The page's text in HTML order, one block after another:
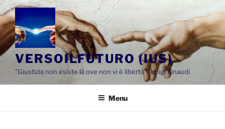
Salta
al
contenuto
VERSOILFUTURO (IUS)
"Giustizia non esiste là ove non vi è libertà"- Luigi Einaudi
Menu